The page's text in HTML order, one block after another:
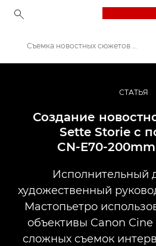
Профессиональная фото- и видеосъемка
Истории
Съемка новостных сюжетов с Canon CN-E70-200mm T4.4 L IS
СТАТЬЯ
Создание
Sette Storie с
CN-E70-
Исполнительный
художественный
Мастопьетро
объективы Canon
сложных съемок